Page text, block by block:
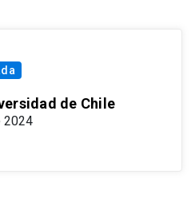
de Chile
2024